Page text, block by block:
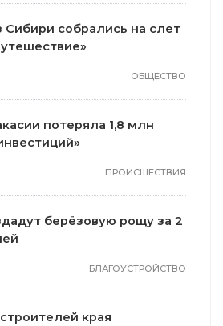
Сибири собрались на слет
ОБЩЕСТВО
потеряла 1,8 млн
ПРОИСШЕСТВИЯ
берёзовую рощу за 2
БЛАГОУСТРОЙСТВО
края